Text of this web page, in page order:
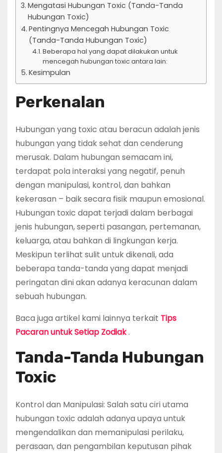
Mengatasi Hubungan Toxic (Tanda-Tanda
Hubungan Toxic)
Pentingnya Mencegah Hubungan Toxic
(Tanda-Tanda Hubungan Toxic)
Beberapa hal yang dapat dilakukan untuk
mencegah hubungan toxic antara lain:
Kesimpulan
Perkenalan
Hubungan yang toxic atau beracun adalah jenis
hubungan yang tidak sehat dan cenderung
merusak. Dalam hubungan semacam ini,
terdapat pola interaksi yang negatif, penuh
dengan manipulasi, kontrol, dan bahkan
kekerasan – baik secara fisik maupun emosional.
Hubungan toxic dapat terjadi dalam berbagai
jenis hubungan, seperti pasangan, pertemanan,
keluarga, atau bahkan di lingkungan kerja.
Meskipun terlihat sulit untuk dikenali, ada
beberapa tanda-tanda yang dapat menjadi
peringatan dini akan adanya keracunan dalam
sebuah hubungan.
Baca juga artikel kami lainnya terkait Tips
Pacaran untuk Setiap Zodiak.
Tanda-Tanda Hubungan
Toxic
Kontrol dan Manipulasi: Salah satu ciri utama
hubungan toxic adalah adanya upaya untuk
mengendalikan dan memanipulasi perilaku,
perasaan, dan pengambilan keputusan pihak